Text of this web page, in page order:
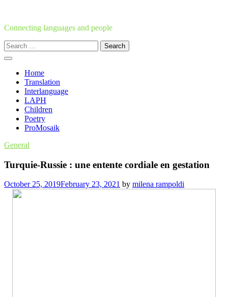
content
Connecting languages and people
Search
for:
Home
Translation
Interlanguage
LAPH
Children
Poetry
ProMosaik
General
Turquie-Russie : une entente cordiale en gestation
October 25, 2019February 23, 2021 by milena rampoldi